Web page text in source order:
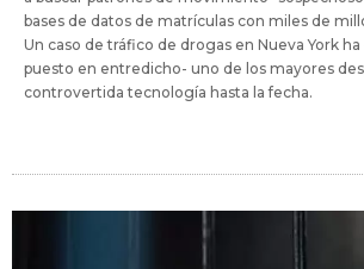
bases de datos de matrículas con miles de
Un caso de tráfico de drogas en Nueva York
puesto en entredicho- uno de los mayores
controvertida tecnología hasta la fecha.